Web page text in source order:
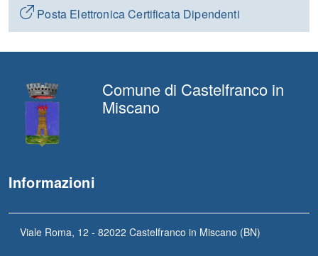
Posta Elettronica Certificata Dipendenti
Comune di Castelfranco in
Miscano
Informazioni
Viale Roma, 12 - 82022 Castelfranco in Miscano (BN)